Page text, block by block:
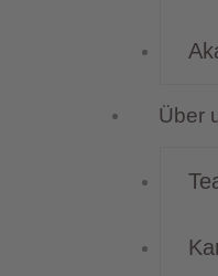
Über